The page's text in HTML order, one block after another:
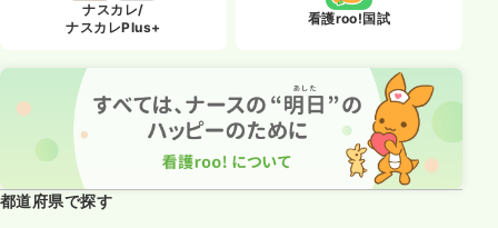
ナスカレ/
ナスカレPlus+
看護roo!国試
都道府県で探す